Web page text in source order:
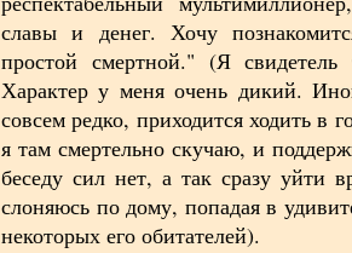
славы и денег. Хочу
простой смертной." (Я свидетель
Характер у меня очень дикий.
совсем редко, приходится ходить в
я там смертельно скучаю, и
беседу сил нет, а так сразу уйти
слоняюсь по дому, попадая в
некоторых его обитателей).